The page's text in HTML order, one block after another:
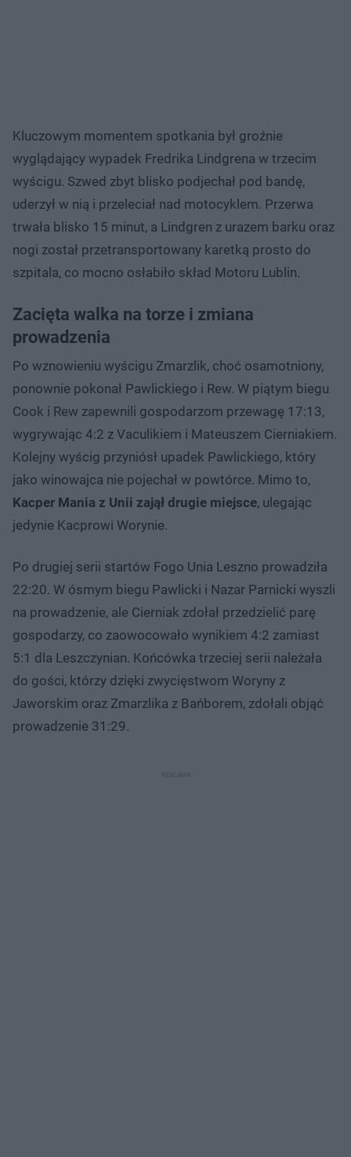
Kluczowym momentem spotkania był groźnie
wyglądający wypadek Fredrika Lindgrena w trzecim
wyścigu. Szwed zbyt blisko podjechał pod bandę,
uderzył w nią i przeleciał nad motocyklem. Przerwa
trwała blisko 15 minut, a Lindgren z urazem barku oraz
nogi został przetransportowany karetką prosto do
szpitala, co mocno osłabiło skład Motoru Lublin.
Zacięta walka na torze i zmiana
prowadzenia
Po wznowieniu wyścigu Zmarzlik, choć osamotniony,
ponownie pokonał Pawlickiego i Rew. W piątym biegu
Cook i Rew zapewnili gospodarzom przewagę 17:13,
wygrywając 4:2 z Vaculikiem i Mateuszem Cierniakiem.
Kolejny wyścig przyniósł upadek Pawlickiego, który
jako winowajca nie pojechał w powtórce. Mimo to,
Kacper Mania z Unii zajął drugie miejsce, ulegając
jedynie Kacprowi Worynie.
Po drugiej serii startów Fogo Unia Leszno prowadziła
22:20. W ósmym biegu Pawlicki i Nazar Parnicki wyszli
na prowadzenie, ale Cierniak zdołał przedzielić parę
gospodarzy, co zaowocowało wynikiem 4:2 zamiast
5:1 dla Leszczynian. Końcówka trzeciej serii należała
do gości, którzy dzięki zwycięstwom Woryny z
Jaworskim oraz Zmarzlika z Bańborem, zdołali objąć
prowadzenie 31:29.